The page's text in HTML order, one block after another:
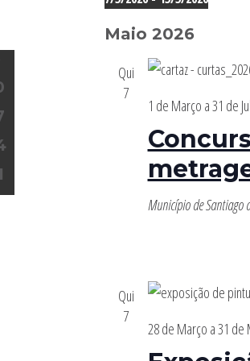
a
data.
Maio 2026
Qui
7
1 de Março a31 de
Município de Santiago
Qui
7
28 de Março a31 de